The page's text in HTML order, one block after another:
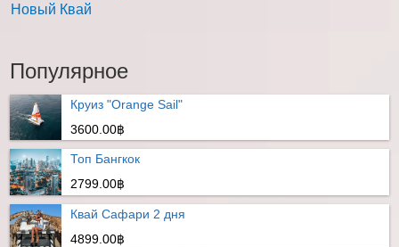
Новый Квай
Популярное
Круиз "Orange Sail"
3600.00฿
Топ Бангкок
2799.00฿
Квай Сафари 2 дня
4899.00฿